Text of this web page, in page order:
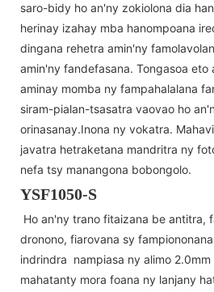
saro-bidy ho an'ny zokiolona dia
herinay izahay mba hanompoana
dingana rehetra amin'ny
amin'ny fandefasana. Tongasoa eto
aminay momba ny fampahalalana
siram-pialan-tsasatra vaovao ho
orinasanay.Inona ny vokatra.
javatra hetraketana mandritra ny
nefa tsy manangona bobongolo.
YSF1050-S
Ho an'ny trano fitaizana be antitra,
dronono, fiarovana sy
indrindra nampiasa ny alimo
mahatanty mora foana ny lanjany